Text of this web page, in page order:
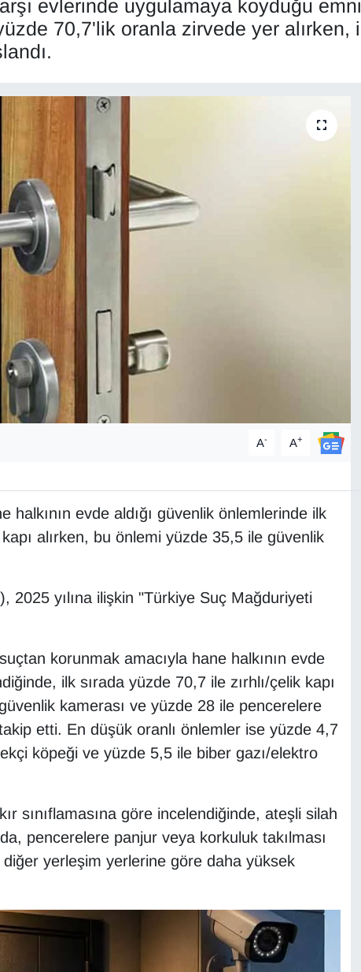
evlerinde uygulamaya koyduğu
70,7'lik oranla zirvede yer
A- A+
halkının evde aldığı güvenlik önlemlerinde ilk
alırken, bu önlemi yüzde 35,5 ile güvenlik
2025 yılına ilişkin "Türkiye Suç Mağduriyeti
korunmak amacıyla hane halkının evde
ilk sırada yüzde 70,7 ile zırhlı/çelik kapı
kamerası ve yüzde 28 ile pencerelere
etti. En düşük oranlı önlemler ise yüzde 4,7
köpeği ve yüzde 5,5 ile biber gazı/elektro
sınıflamasına göre incelendiğinde, ateşli silah
pencerelere panjur veya korkuluk takılması
yerleşim yerlerine göre daha yüksek